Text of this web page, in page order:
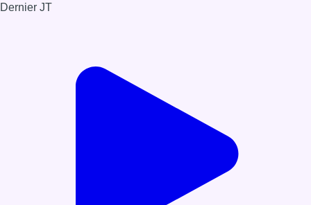
Dernier JT